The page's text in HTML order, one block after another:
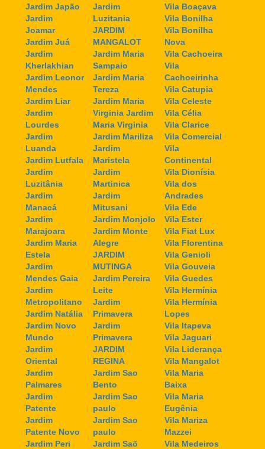
Jardim Japão
Jardim
Joamar
Jardim Juá
Jardim
Kherlakhian
Jardim Leonor
Mendes
Jardim Liar
Jardim
Lourdes
Jardim
Luanda
Jardim Lutfala
Jardim
Luzitânia
Jardim
Manacá
Jardim
Marajoara
Jardim Maria
Estela
Jardim
Mendes Gaia
Jardim
Metropolitano
Jardim Natália
Jardim Novo
Mundo
Jardim
Oriental
Jardim
Palmares
Jardim
Patente
Jardim
Patente Novo
Jardim Peri
Jardim
Luzitania
JARDIM
MANGALOT
Jardim Maria
Sampaio
Jardim Maria
Tereza
Jardim Maria
Virginia Jardim
Maria Virginia
Jardim Mariliza
Jardim
Maristela
Jardim
Martinica
Jardim
Mitusani
Jardim Monjolo
Jardim Monte
Alegre
JARDIM
MUTINGA
Jardim Pereira
Leite
Jardim
Primavera
Jardim
Primavera
JARDIM
REGINA
Jardim Sao
Bento
Jardim Sao
paulo
Jardim Sao
paulo
Jardim Saõ
Vila Boaçava
Vila Bonilha
Vila Bonilha
Nova
Vila Cachoeira
Vila
Cachoeirinha
Vila Catupia
Vila Celeste
Vila Célia
Vila Clarice
Vila Comercial
Vila
Continental
Vila Dionísia
Vila dos
Andrades
Vila Ede
Vila Ester
Vila Fiat Lux
Vila Florentina
Vila Genioli
Vila Gouveia
Vila Guedes
Vila Hermínia
Vila Hermínia
Lopes
Vila Itapeva
Vila Jaguari
Vila Liderança
Vila Mangalot
Vila Maria
Baixa
Vila Maria
Eugênia
Vila Mariza
Mazzei
Vila Medeiros